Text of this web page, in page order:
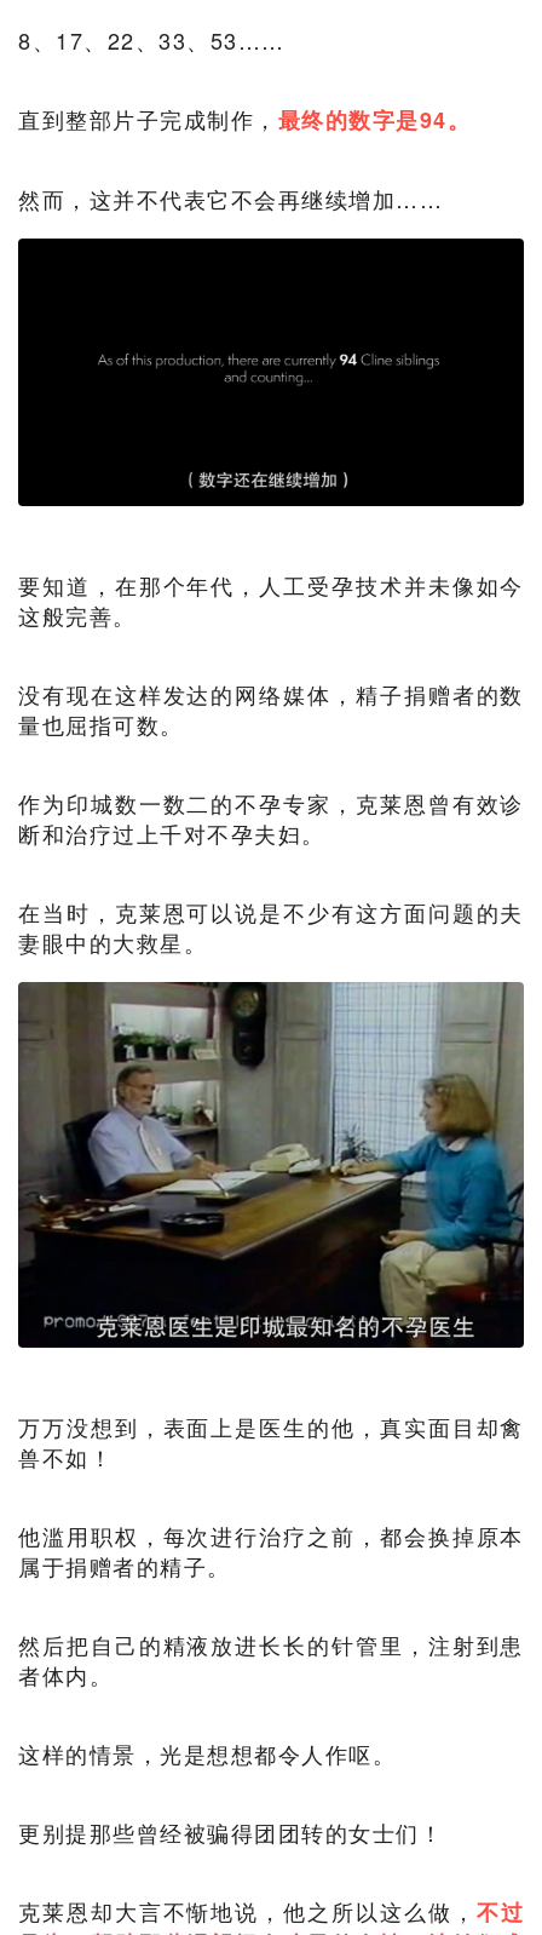
8、17、22、33、53……
直到整部片子完成制作， 最终的数字是94。
然而，这并不代表它不会再继续增加……
要知道，在那个年代，人工受孕技术并未像如今
这般完善。
没有现在这样发达的网络媒体，精子捐赠者的数
量也屈指可数。
作为印城数一数二的不孕专家，克莱恩曾有效诊
断和治疗过上千对不孕夫妇。
在当时，克莱恩可以说是不少有这方面问题的夫
妻眼中的大救星。
万万没想到，表面上是医生的他，真实面目却禽
兽不如！
他滥用职权，每次进行治疗之前，都会换掉原本
属于捐赠者的精子。
然后把自己的精液放进长长的针管里，注射到患
者体内。
这样的情景，光是想想都令人作呕。
更别提那些曾经被骗得团团转的女士们！
克莱恩却大言不惭地说，他之所以这么做， 不过